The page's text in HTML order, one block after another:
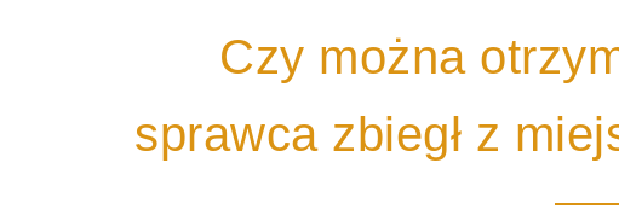
Czy można
sprawca zbiegł z